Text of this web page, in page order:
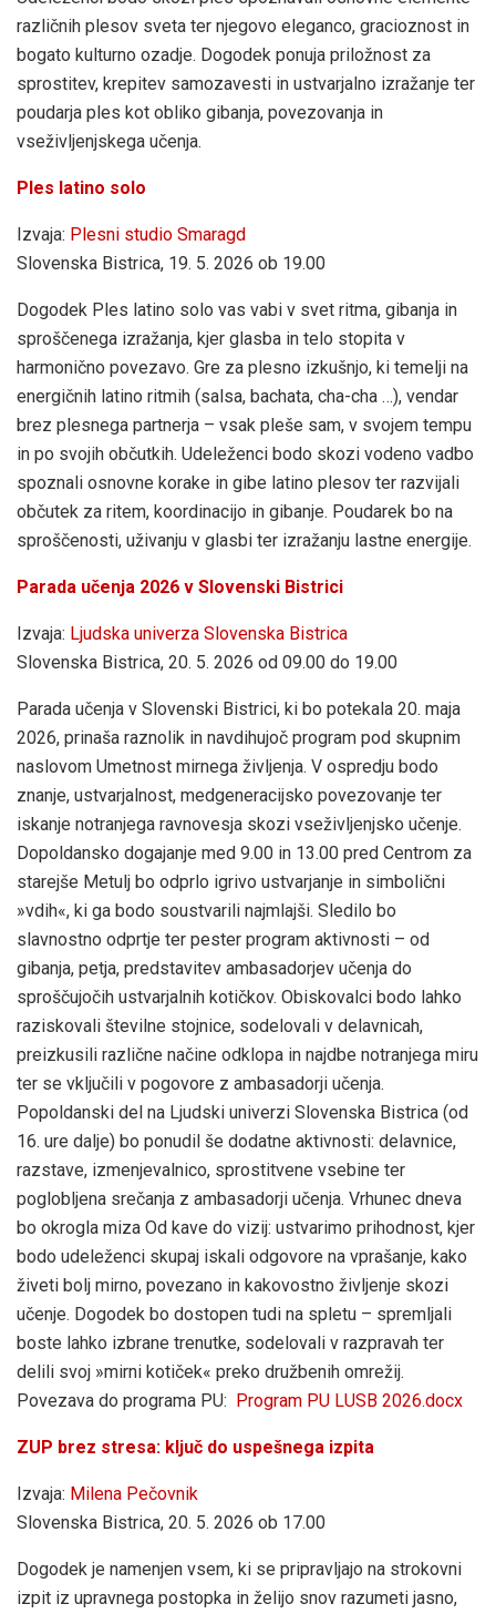
različnih plesov sveta ter njegovo eleganco, gracioznost in
bogato kulturno ozadje. Dogodek ponuja priložnost za
sprostitev, krepitev samozavesti in ustvarjalno izražanje ter
poudarja ples kot obliko gibanja, povezovanja in
vseživljenjskega učenja.
Ples latino solo
Izvaja: Plesni studio Smaragd
Slovenska Bistrica, 19. 5. 2026 ob 19.00
Dogodek Ples latino solo vas vabi v svet ritma, gibanja in
sproščenega izražanja, kjer glasba in telo stopita v
harmonično povezavo. Gre za plesno izkušnjo, ki temelji na
energičnih latino ritmih (salsa, bachata, cha-cha …), vendar
brez plesnega partnerja – vsak pleše sam, v svojem tempu
in po svojih občutkih. Udeleženci bodo skozi vodeno vadbo
spoznali osnovne korake in gibe latino plesov ter razvijali
občutek za ritem, koordinacijo in gibanje. Poudarek bo na
sproščenosti, uživanju v glasbi ter izražanju lastne energije.
Parada učenja 2026 v Slovenski Bistrici
Izvaja: Ljudska univerza Slovenska Bistrica
Slovenska Bistrica, 20. 5. 2026 od 09.00 do 19.00
Parada učenja v Slovenski Bistrici, ki bo potekala 20. maja
2026, prinaša raznolik in navdihujoč program pod skupnim
naslovom Umetnost mirnega življenja. V ospredju bodo
znanje, ustvarjalnost, medgeneracijsko povezovanje ter
iskanje notranjega ravnovesja skozi vseživljenjsko učenje.
Dopoldansko dogajanje med 9.00 in 13.00 pred Centrom za
starejše Metulj bo odprlo igrivo ustvarjanje in simbolični
»vdih«, ki ga bodo soustvarili najmlajši. Sledilo bo
slavnostno odprtje ter pester program aktivnosti – od
gibanja, petja, predstavitev ambasadorjev učenja do
sproščujočih ustvarjalnih kotičkov. Obiskovalci bodo lahko
raziskovali številne stojnice, sodelovali v delavnicah,
preizkusili različne načine odklopa in najdbe notranjega miru
ter se vključili v pogovore z ambasadorji učenja.
Popoldanski del na Ljudski univerzi Slovenska Bistrica (od
16. ure dalje) bo ponudil še dodatne aktivnosti: delavnice,
razstave, izmenjevalnico, sprostitvene vsebine ter
poglobljena srečanja z ambasadorji učenja. Vrhunec dneva
bo okrogla miza Od kave do vizij: ustvarimo prihodnost, kjer
bodo udeleženci skupaj iskali odgovore na vprašanje, kako
živeti bolj mirno, povezano in kakovostno življenje skozi
učenje. Dogodek bo dostopen tudi na spletu – spremljali
boste lahko izbrane trenutke, sodelovali v razpravah ter
delili svoj »mirni kotiček« preko družbenih omrežij.
Povezava do programa PU: Program PU LUSB 2026.docx
ZUP brez stresa: ključ do uspešnega izpita
Izvaja: Milena Pečovnik
Slovenska Bistrica, 20. 5. 2026 ob 17.00
Dogodek je namenjen vsem, ki se pripravljajo na strokovni
izpit iz upravnega postopka in želijo snov razumeti jasno,